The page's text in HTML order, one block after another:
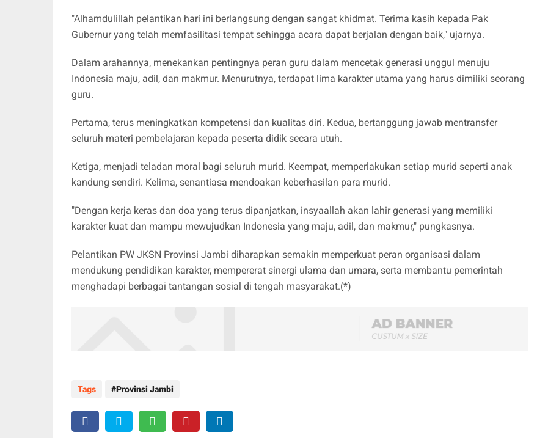
"Alhamdulillah pelantikan hari ini berlangsung dengan sangat khidmat. Terima kasih kepada Pak
Gubernur yang telah memfasilitasi tempat sehingga acara dapat berjalan dengan baik," ujarnya.
Dalam arahannya, menekankan pentingnya peran guru dalam mencetak generasi unggul menuju
Indonesia maju, adil, dan makmur. Menurutnya, terdapat lima karakter utama yang harus dimiliki seorang
guru.
Pertama, terus meningkatkan kompetensi dan kualitas diri. Kedua, bertanggung jawab mentransfer
seluruh materi pembelajaran kepada peserta didik secara utuh.
Ketiga, menjadi teladan moral bagi seluruh murid. Keempat, memperlakukan setiap murid seperti anak
kandung sendiri. Kelima, senantiasa mendoakan keberhasilan para murid.
"Dengan kerja keras dan doa yang terus dipanjatkan, insyaallah akan lahir generasi yang memiliki
karakter kuat dan mampu mewujudkan Indonesia yang maju, adil, dan makmur," pungkasnya.
Pelantikan PW JKSN Provinsi Jambi diharapkan semakin memperkuat peran organisasi dalam
mendukung pendidikan karakter, mempererat sinergi ulama dan umara, serta membantu pemerintah
menghadapi berbagai tantangan sosial di tengah masyarakat.(*)
Tags Provinsi Jambi